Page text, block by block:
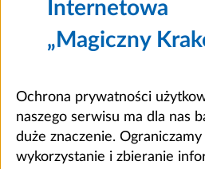
Internetowa
„Magiczny
Ochrona prywatności
naszego serwisu ma dla nas
duże znaczenie. Ograniczamy
wykorzystanie i zbieranie